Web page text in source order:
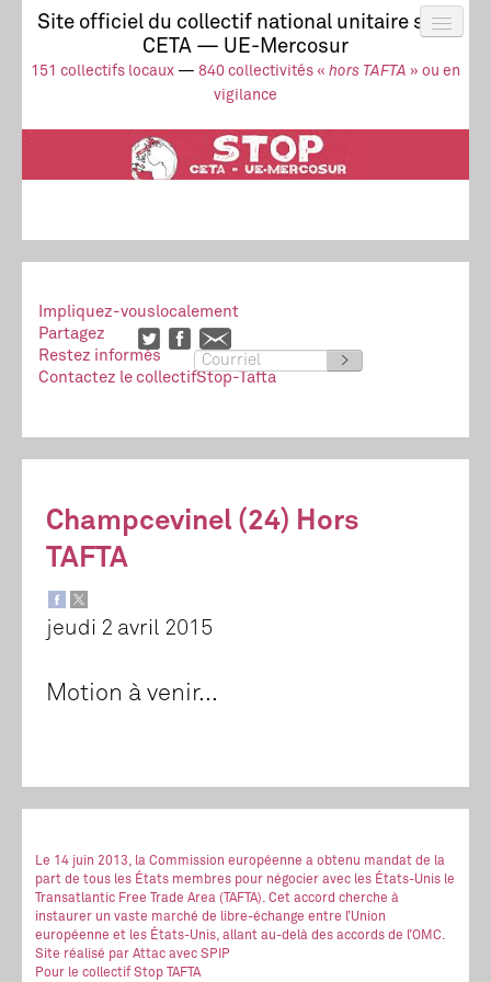
Site officiel du collectif national unitaire stop
CETA — UE-Mercosur
151 collectifs locaux — 840 collectivités « hors TAFTA » ou en
vigilance
Actus
UE-Mercosur
Stop à l’impunité !
TAFTA
CETA
Collectif
Impliquez-vouslocalement
Partagez
Restez informés
>
Contactez le collectifStop-Tafta
Champcevinel (24) Hors
TAFTA
jeudi 2 avril 2015
Motion à venir...
Le 14 juin 2013, la Commission européenne a obtenu mandat de la
part de tous les États membres pour négocier avec les États-Unis le
Transatlantic Free Trade Area (TAFTA). Cet accord cherche à
instaurer un vaste marché de libre-échange entre l’Union
européenne et les États-Unis, allant au-delà des accords de l’OMC.
Site réalisé par Attac avec SPIP
Pour le collectif Stop TAFTA